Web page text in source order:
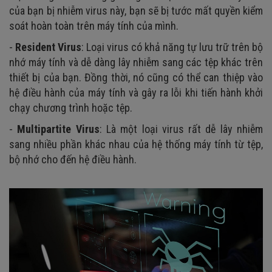
của bạn bị nhiễm virus này, bạn sẽ bị tước mất quyền kiểm
soát hoàn toàn trên máy tính của mình.
- Resident Virus: Loại virus có khả năng tự lưu trữ trên bộ
nhớ máy tính và dễ dàng lây nhiễm sang các tệp khác trên
thiết bị của bạn. Đồng thời, nó cũng có thể can thiệp vào
hệ điều hành của máy tính và gây ra lỗi khi tiến hành khởi
chạy chương trình hoặc tệp.
- Multipartite Virus: Là một loại virus rất dễ lây nhiễm
sang nhiều phần khác nhau của hệ thống máy tính từ tệp,
bộ nhớ cho đến hệ điều hành.